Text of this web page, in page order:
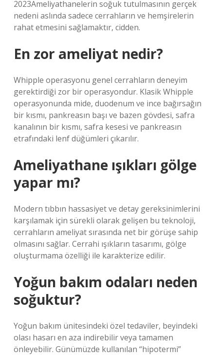
2023Ameliyathanelerin soğuk tutulmasının gerçek
nedeni aslında sadece cerrahların ve hemşirelerin
rahat etmesini sağlamaktır, cidden.
En zor ameliyat nedir?
Whipple operasyonu genel cerrahların deneyim
gerektirdiği zor bir operasyondur. Klasik Whipple
operasyonunda mide, duodenum ve ince bağırsağın
bir kısmı, pankreasın başı ve bazen gövdesi, safra
kanalının bir kısmı, safra kesesi ve pankreasın
etrafındaki lenf düğümleri çıkarılır.
Ameliyathane ışıkları gölge
yapar mı?
Modern tıbbın hassasiyet ve detay gereksinimlerini
karşılamak için sürekli olarak gelişen bu teknoloji,
cerrahların ameliyat sırasında net bir görüşe sahip
olmasını sağlar. Cerrahi ışıkların tasarımı, gölge
oluşturmama özelliği ile karakterize edilir.
Yoğun bakım odaları neden
soğuktur?
Yoğun bakım ünitesindeki özel tedaviler, beyindeki
olası hasarı en aza indirebilir veya tamamen
önleyebilir. Günümüzde kullanılan “hipotermi”